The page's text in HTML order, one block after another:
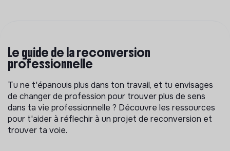
Le guide de la reconversion
professionnelle
Tu ne t'épanouis plus dans ton travail, et tu envisages
de changer de profession pour trouver plus de sens
dans ta vie professionnelle ? Découvre les ressources
pour t'aider à réflechir à un projet de reconversion et
trouver ta voie.